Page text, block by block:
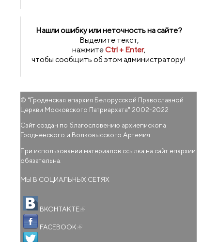
Нашли ошибку или неточность на сайте?
Выделите текст,
нажмитеCtrl + Enter,
чтобы сообщить об этом администратору!
© "Гроденская епархия Белорусской Православной
Церкви Московского Патриархата" 2002-2022
Сайт создан по благословению архиепископа
Гродненского и Волковысского Артемия.
При использовании материалов ссылка на сайт епархии
обязательна.
МЫ В СОЦИАЛЬНЫХ СЕТЯХ
ВКОНТАКТЕ
FACEBOOK